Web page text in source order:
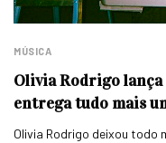
MÚSICA
Olivia Rodrigo lança
entrega tudo mais
Olivia Rodrigo deixou todo